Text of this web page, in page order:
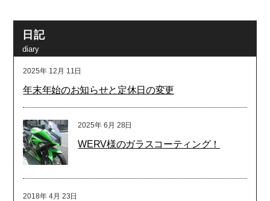
日記
diary
2025年 12月 11日
年末年始のお知らせと定休日の変更
2025年 6月 28日
WERV様のガラスコーティング！
2018年 4月 23日